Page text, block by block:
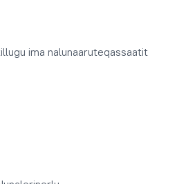
ima nalunaaruteqassaatit